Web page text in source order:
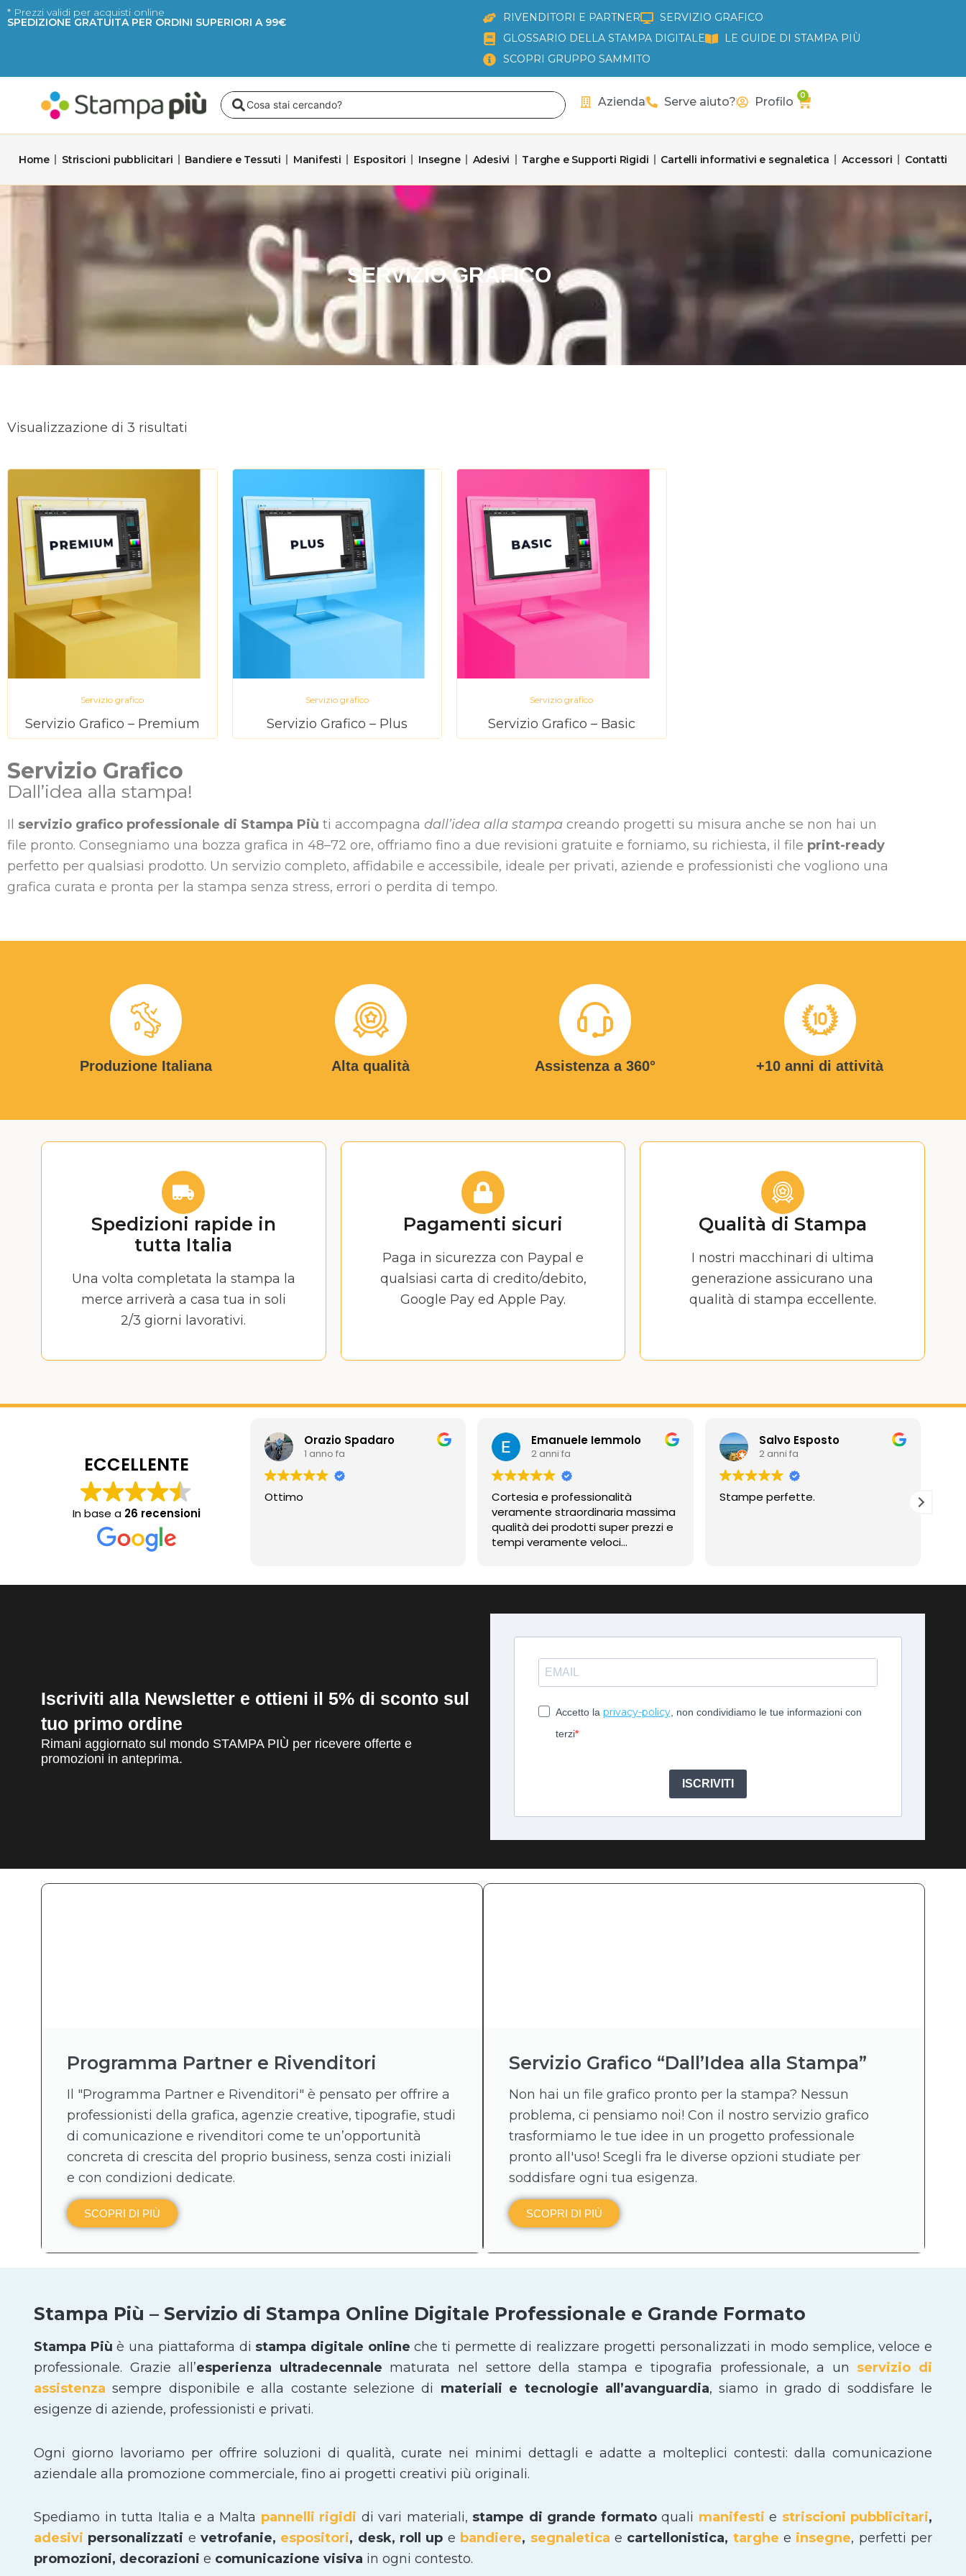
Vai
al
* Prezzi validi per acquisti online
SPEDIZIONE GRATUITA PER ORDINI SUPERIORI A 99€ RIVENDITORI E PARTNER
SERVIZIO GRAFICO
GLOSSARIO DELLA STAMPA DIGITALE
LE GUIDE DI STAMPA PIÙ
SCOPRI GRUPPO SAMMITO
Search
Azienda Serve aiuto? Profilo 0
Carrello
Home Striscioni pubblicitari Bandiere e Tessuti Manifesti Espositori Insegne Adesivi Targhe e Supporti Rigidi Cartelli informativi e segnaletica Accessori Contatti
SERVIZIO GRAFICO
Visualizzazione di 3 risultati
più
Servizio grafico
Servizio Grafico – Premium
Servizio grafico
Servizio Grafico – Plus
Servizio grafico
Servizio Grafico – Basic
Servizio Grafico
Dall’idea alla stampa!
Il servizio grafico professionale di Stampa Più ti accompagna dall’idea alla stampa creando progetti su misura anche se non hai un
file pronto. Consegniamo una bozza grafica in 48–72 ore, offriamo fino a due revisioni gratuite e forniamo, su richiesta, il file print-ready
perfetto per qualsiasi prodotto. Un servizio completo, affidabile e accessibile, ideale per privati, aziende e professionisti che vogliono una
grafica curata e pronta per la stampa senza stress, errori o perdita di tempo.
Produzione Italiana Alta qualità Assistenza a 360° +10 anni di attività
Spedizioni rapide in
tutta Italia
Una volta completata la stampa la
merce arriverà a casa tua in soli
2/3 giorni lavorativi.
Pagamenti sicuri
Paga in sicurezza con Paypal e
qualsiasi carta di credito/debito,
Google Pay ed Apple Pay.
Qualità di Stampa
I nostri macchinari di ultima
generazione assicurano una
qualità di stampa eccellente.
ECCELLENTE
In base a 26 recensioni
Orazio Spadaro
1 anno fa
Ottimo
Emanuele Iemmolo
2 anni fa
Cortesia e professionalità
veramente straordinaria massima
qualità dei prodotti super prezzi e
tempi veramente veloci
Salvo Esposto
2 anni fa
Stampe perfette.
Iscriviti alla Newsletter e ottieni il 5% di sconto sul
tuo primo ordine
Rimani aggiornato sul mondo STAMPA PIÙ per ricevere offerte e
promozioni in anteprima.
Accetto la privacy-policy, non condividiamo le tue informazioni con
terzi
ISCRIVITI
Programma Partner e Rivenditori
Il "Programma Partner e Rivenditori" è pensato per offrire a
professionisti della grafica, agenzie creative, tipografie, studi
di comunicazione e rivenditori come te un’opportunità
concreta di crescita del proprio business, senza costi iniziali
e con condizioni dedicate.
SCOPRI DI PIÙ
Servizio Grafico “Dall’Idea alla Stampa”
Non hai un file grafico pronto per la stampa? Nessun
problema, ci pensiamo noi! Con il nostro servizio grafico
trasformiamo le tue idee in un progetto professionale
pronto all'uso! Scegli fra le diverse opzioni studiate per
soddisfare ogni tua esigenza.
SCOPRI DI PIÙ
Stampa Più – Servizio di Stampa Online Digitale Professionale e Grande Formato
Stampa Più è una piattaforma di stampa digitale online che ti permette di realizzare progetti personalizzati in modo semplice, veloce e
professionale. Grazie all’esperienza ultradecennale maturata nel settore della stampa e tipografia professionale, a un servizio di
assistenza sempre disponibile e alla costante selezione di materiali e tecnologie all’avanguardia, siamo in grado di soddisfare le
esigenze di aziende, professionisti e privati.
Ogni giorno lavoriamo per offrire soluzioni di qualità, curate nei minimi dettagli e adatte a molteplici contesti: dalla comunicazione
aziendale alla promozione commerciale, fino ai progetti creativi più originali.
Spediamo in tutta Italia e a Malta pannelli rigidi di vari materiali, stampe di grande formato quali manifesti e striscioni pubblicitari,
adesivi personalizzati e vetrofanie, espositori, desk, roll up e bandiere, segnaletica e cartellonistica, targhee insegne, perfetti per
promozioni, decorazioni e comunicazione visiva in ogni contesto.